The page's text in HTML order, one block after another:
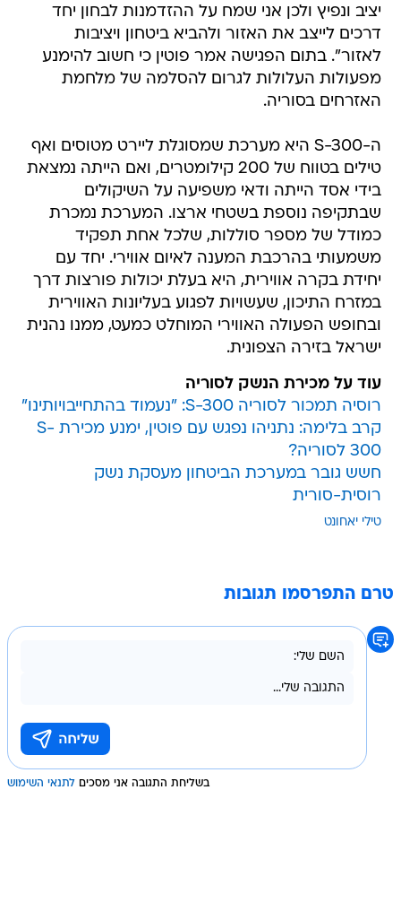
יציב ונפיץ ולכן אני שמח על ההזדמנות לבחון יחד
דרכים לייצב את האזור ולהביא ביטחון ויציבות
לאזור". בתום הפגישה אמר פוטין כי חשוב להימנע
מפעולות העלולות לגרום להסלמה של מלחמת
האזרחים בסוריה.
ה-S-300 היא מערכת שמסוגלת ליירט מטוסים ואף
טילים בטווח של 200 קילומטרים, ואם הייתה נמצאת
בידי אסד הייתה ודאי משפיעה על השיקולים
שבתקיפה נוספת בשטחי ארצו. המערכת נמכרת
כמודל של מספר סוללות, שלכל אחת תפקיד
משמעותי בהרכבת המענה לאיום אווירי. יחד עם
יחידת בקרה אווירית, היא בעלת יכולות פורצות דרך
במזרח התיכון, שעשויות לפגוע בעליונות האווירית
ובחופש הפעולה האווירי המוחלט כמעט, ממנו נהנית
ישראל בזירה הצפונית.
עוד על מכירת הנשק לסוריה
רוסיה תמכור לסוריה S-300: "נעמוד בהתחייבויותינו"
קרב בלימה: נתניהו נפגש עם פוטין, ימנע מכירת S-
300 לסוריה?
חשש גובר במערכת הביטחון מעסקת נשק
רוסית-סורית
טילי יאחונט
טרם התפרסמו תגובות
בשליחת התגובה אני מסכים לתנאי השימוש